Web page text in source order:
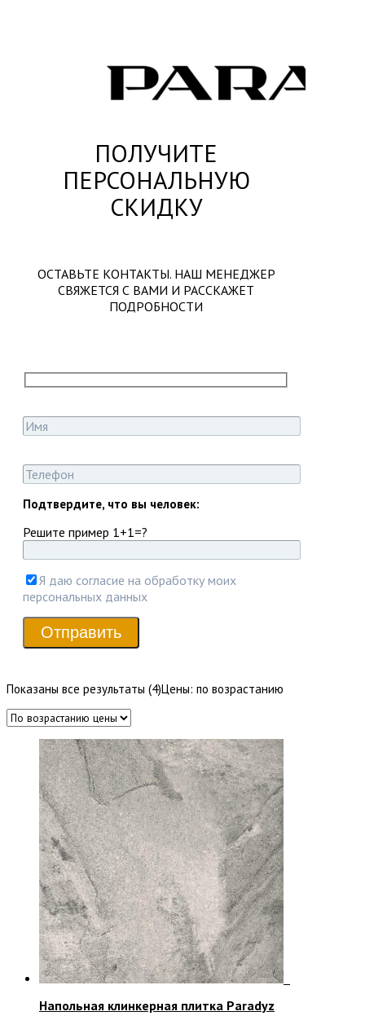
ПОЛУЧИТЕ
ПЕРСОНАЛЬНУЮ
СКИДКУ
ОСТАВЬТЕ КОНТАКТЫ. НАШ МЕНЕДЖЕР
СВЯЖЕТСЯ С ВАМИ И РАССКАЖЕТ
ПОДРОБНОСТИ
Подтвердите, что вы человек:
Решите пример 1+1=?
Я даю согласие на обработку моих
персональных данных
Отправить
Показаны все результаты (4)Цены: по возрастанию
Напольная клинкерная плитка Paradyz